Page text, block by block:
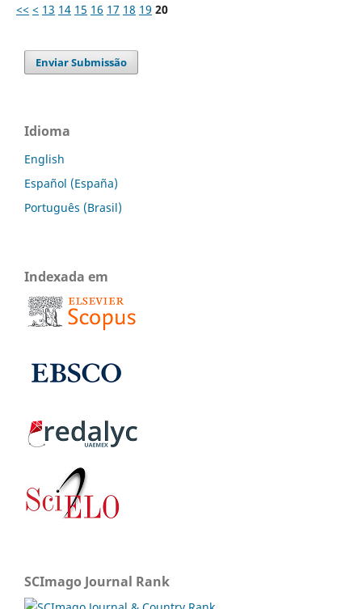
<< < 13 14 15 16 17 18 19 20
Enviar Submissão
Idioma
English
Español (España)
Português (Brasil)
Indexada em
SCImago Journal Rank